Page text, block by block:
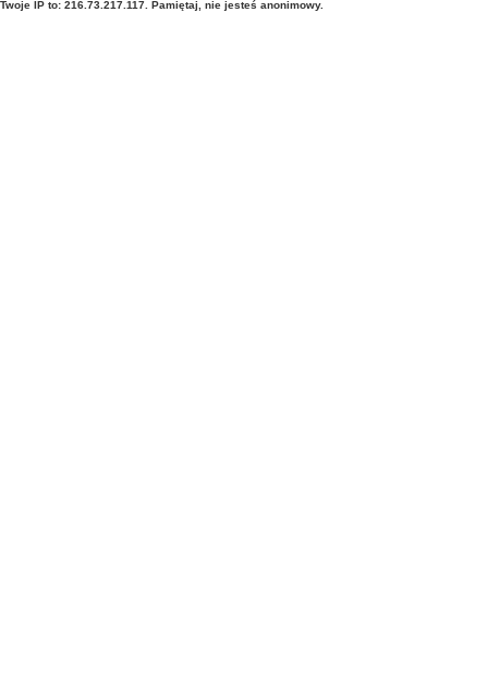
Twoje IP to: 216.73.217.117. Pamiętaj, nie jesteś anonimowy.